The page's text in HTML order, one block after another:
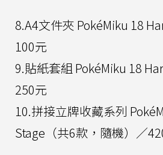
8.A4文件夾 PokéMiku 18
100元
9.貼紙套組 PokéMiku 18
250元
10.拼接立牌收藏系列
Stage（共6款，隨機）／